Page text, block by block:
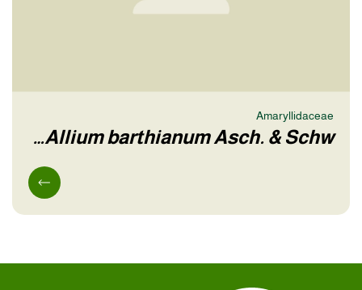
Amaryllidaceae
Allium barthianum Asch. & Schw…